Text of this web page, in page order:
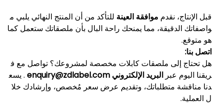
قبل الإنتاج، نقدم موافقة العينة للتأكد من أن المنتج النهائي يلبي م
واصفاتك الدقيقة، مما يمنحك راحة البال بأن ملصقاتك ستعمل كما
هو متوقع.
اتصل بنا:
هل تحتاج إلى ملصقات كابلات مخصصة لمشروعك؟ تواصل مع ف
ريقنا اليوم عبر البريد الإلكتروني enquiry@zdlabel.com
. يسع
دنا مناقشة متطلباتك، وتقديم عرض سعر مُخصص، وإرشادك خلا
ل العملية.